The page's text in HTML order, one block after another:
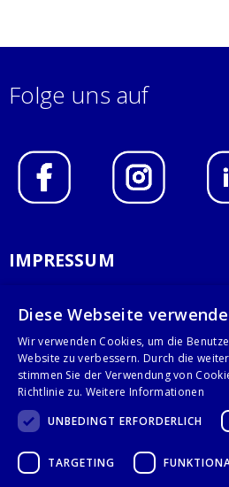
Folge uns auf
IMPRESSUM
AGB
KONTAKT
Stalgast GmbH
28359 Bremen
Diese Webseite
Wir verwenden Cookies, um die
Website zu verbessern. Durch die
stimmen Sie der Verwendung von
Richtlinie zu. Weitere Informationen
UNBEDINGT ERFORDERLICH
TARGETING